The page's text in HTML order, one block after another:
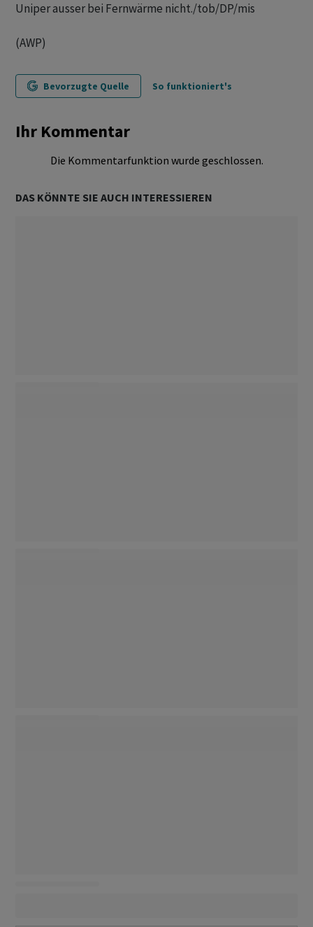
Uniper ausser bei Fernwärme nicht./tob/DP/mis
(AWP)
Bevorzugte Quelle So funktioniert's
Ihr Kommentar
Die Kommentarfunktion wurde geschlossen.
DAS KÖNNTE SIE AUCH INTERESSIEREN